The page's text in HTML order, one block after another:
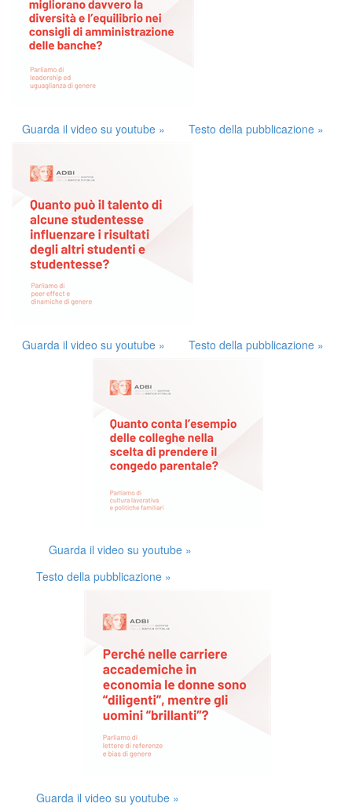
Guarda il video su youtube » Testo della pubblicazione »
Guarda il video su youtube » Testo della pubblicazione »
Guarda il video su youtube »
Testo della pubblicazione »
Guarda il video su youtube »